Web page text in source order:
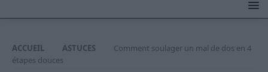
ACCUEIL ASTUCES
Comment soulager un mal de dos en 4
étapes douces